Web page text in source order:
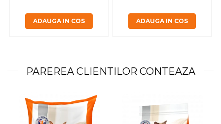
ADAUGA IN COS ADAUGA IN COS
PAREREA CLIENTILOR CONTEAZA